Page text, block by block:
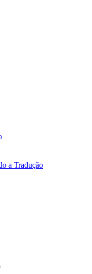
a Tradução